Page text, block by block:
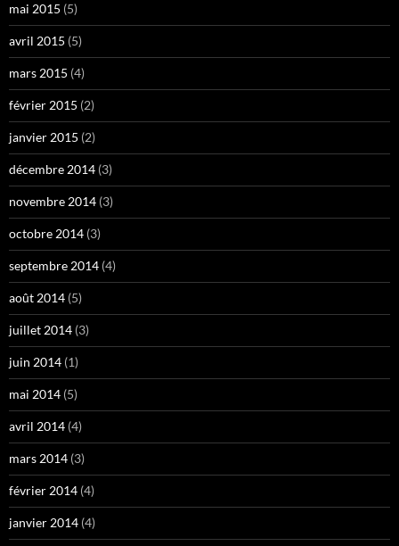
mai 2015 (5)
avril 2015 (5)
mars 2015 (4)
février 2015 (2)
janvier 2015 (2)
décembre 2014 (3)
novembre 2014 (3)
octobre 2014 (3)
septembre 2014 (4)
août 2014 (5)
juillet 2014 (3)
juin 2014 (1)
mai 2014 (5)
avril 2014 (4)
mars 2014 (3)
février 2014 (4)
janvier 2014 (4)